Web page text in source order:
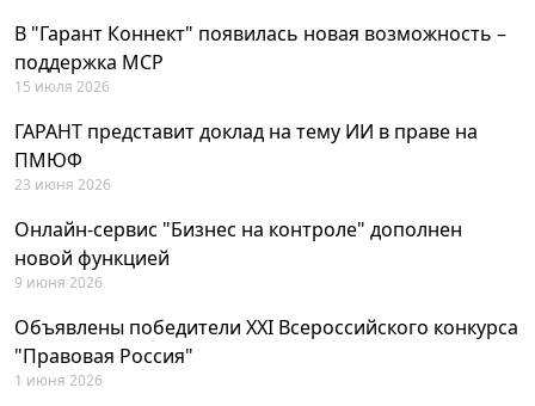
В "Гарант Коннект" появилась новая возможность –
поддержка MCP
15 июля 2026
ГАРАНТ представит доклад на тему ИИ в праве на
ПМЮФ
23 июня 2026
Онлайн-сервис "Бизнес на контроле" дополнен
новой функцией
9 июня 2026
Объявлены победители XXI Всероссийского конкурса
"Правовая Россия"
1 июня 2026